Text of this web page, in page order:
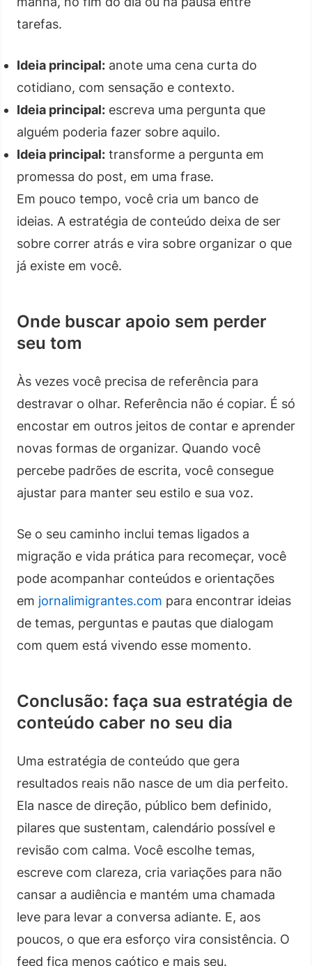
tarefas.
Ideia principal: anote uma cena curta do
cotidiano, com sensação e contexto.
Ideia principal: escreva uma pergunta que
alguém poderia fazer sobre aquilo.
Ideia principal: transforme a pergunta em
promessa do post, em uma frase.
Em pouco tempo, você cria um banco de
ideias. A estratégia de conteúdo deixa de ser
sobre correr atrás e vira sobre organizar o que
já existe em você.
Onde buscar apoio sem perder
seu tom
Às vezes você precisa de referência para
destravar o olhar. Referência não é copiar. É só
encostar em outros jeitos de contar e aprender
novas formas de organizar. Quando você
percebe padrões de escrita, você consegue
ajustar para manter seu estilo e sua voz.
Se o seu caminho inclui temas ligados a
migração e vida prática para recomeçar, você
pode acompanhar conteúdos e orientações
em jornalimigrantes.com para encontrar ideias
de temas, perguntas e pautas que dialogam
com quem está vivendo esse momento.
Conclusão: faça sua estratégia de
conteúdo caber no seu dia
Uma estratégia de conteúdo que gera
resultados reais não nasce de um dia perfeito.
Ela nasce de direção, público bem definido,
pilares que sustentam, calendário possível e
revisão com calma. Você escolhe temas,
escreve com clareza, cria variações para não
cansar a audiência e mantém uma chamada
leve para levar a conversa adiante. E, aos
poucos, o que era esforço vira consistência. O
feed fica menos caótico e mais seu.